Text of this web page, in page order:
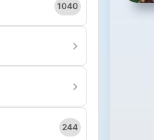
1040
244